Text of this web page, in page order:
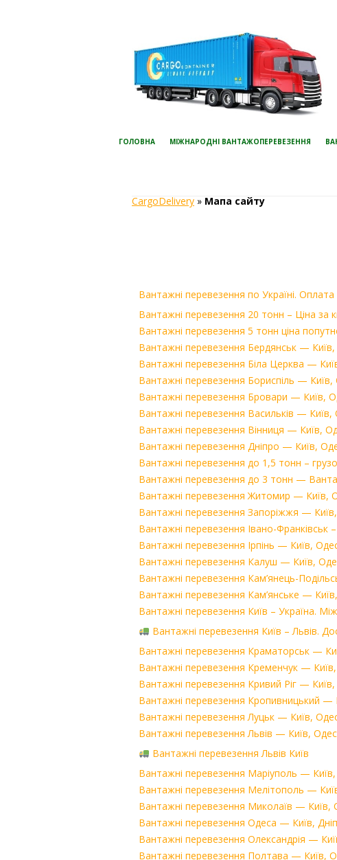
ГОЛОВНА МІЖНАРОДНІ ВАНТАЖОПЕРЕВЕЗЕННЯ
CargoDelivery » Мапа сайту
Вантажні перевезення по Україні.
Вантажні перевезення 20 тонн – Ціна
Вантажні перевезення 5 тонн ціна
Вантажні перевезення Бердянськ — Київ,
Вантажні перевезення Біла Церква —
Вантажні перевезення Бориспіль — Київ,
Вантажні перевезення Бровари — Київ,
Вантажні перевезення Васильків — Київ,
Вантажні перевезення Вінниця — Київ,
Вантажні перевезення Дніпро — Київ,
Вантажні перевезення до 1,5 тонн –
Вантажні перевезення до 3 тонн —
Вантажні перевезення Житомир — Київ,
Вантажні перевезення Запоріжжя — Київ,
Вантажні перевезення Івано-Франківськ
Вантажні перевезення Ірпінь — Київ,
Вантажні перевезення Калуш — Київ,
Вантажні перевезення Кам’янець-
Вантажні перевезення Кам’янське —
Вантажні перевезення Київ – Україна.
Вантажні перевезення Київ – Львів.
Вантажні перевезення Краматорськ —
Вантажні перевезення Кременчук — Київ,
Вантажні перевезення Кривий Ріг — Київ,
Вантажні перевезення Кропивницький —
Вантажні перевезення Луцьк — Київ,
Вантажні перевезення Львів — Київ,
Вантажні перевезення Львів Київ
Вантажні перевезення Маріуполь — Київ,
Вантажні перевезення Мелітополь —
Вантажні перевезення Миколаїв — Київ,
Вантажні перевезення Одеса — Київ,
Вантажні перевезення Олександрія —
Вантажні перевезення Полтава — Київ,